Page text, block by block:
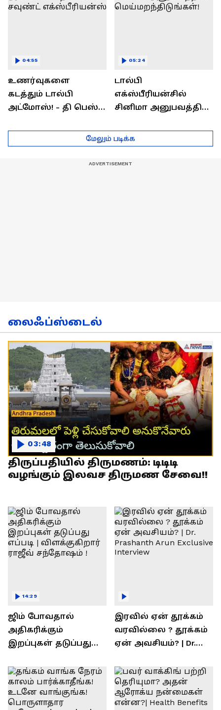
உணர்வுகளை
கடத்தும் டால்பி
அட்மோஸ்! - தி பெஸ்ட்
எக்ஸ்பீரியன்ஸ்
04:55
டால்பி
எக்ஸ்பீரியன்சில்
சினிமா அனுபவத்தில்
05:24
மேலும் படிக்க
லைஃப்ஸ்டைல்
திருப்பதியில் திருமணம்: டிடிடி
வழங்கும் இலவச திருமண சேவை!!
03:48
ஜிம் போவதால்
அதிகரிக்கும்
இறப்புகள் தடுப்பது
ராஜீவ் சந்தோஷம் !
14:29
இரவில் ஏன் தூக்கம்
வரவில்லை ? தூக்கம்
ஏன் அவசியம்? | Dr.
Interview